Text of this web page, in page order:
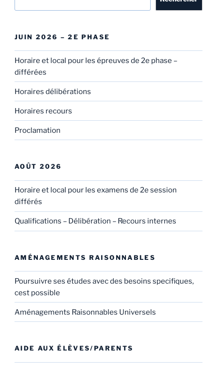
JUIN 2026 – 2E PHASE
Horaire et local pour les épreuves de 2e phase –
différées
Horaires délibérations
Horaires recours
Proclamation
AOÛT 2026
Horaire et local pour les examens de 2e session
différés
Qualifications – Délibération – Recours internes
AMÉNAGEMENTS RAISONNABLES
Poursuivre ses études avec des besoins specifiques,
cest possible
Aménagements Raisonnables Universels
AIDE AUX ÉLÈVES/PARENTS